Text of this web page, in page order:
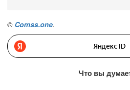
© Comss.one.